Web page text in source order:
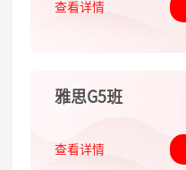
查看详情
雅思G5班
查看详情